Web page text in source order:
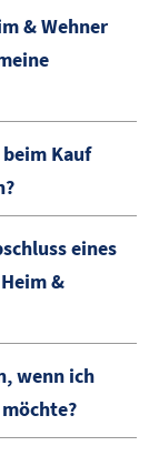
& Wehner
Kauf
eines
&
wenn ich